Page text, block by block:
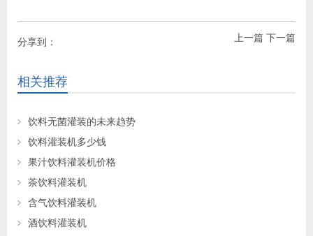
上一篇 下一篇
分享到：
相关推荐
饮料无菌灌装的未来趋势
饮料灌装机多少钱
果汁饮料灌装机价格
茶饮料灌装机
含气饮料灌装机
酒饮料灌装机